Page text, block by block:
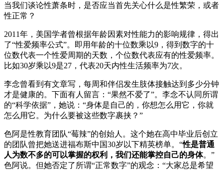
当我们谈论性萧条时，是否应当首先关心什么是性繁荣，或者
性正常？
2011年，美国学者曾根据年龄因素对性能力的影响规律，得出
了“性爱频率公式”。即用年龄的十位数乘以9，得到数字的十
位数代表一个性爱周期的天数，个位数代表应有的性爱频率。
比如30岁乘以9是27，代表20天内性生活频率为7次。
李念曾看到有文章写，每周和伴侣发生肢体接触达到多少分钟
才是健康的。下面有人留言：“果然不爱了”。李念不认同所谓
的“科学依据”，她说：“身体是自己的，你想怎么用它，你就
怎么用它。为什么要被这些数字裹挟？”
色阿是性教育团队“莓辣”的创始人。这个她在高中毕业后创立
的团队曾把她送进福布斯中国30岁以下精英榜单。“性是普通
人为数不多的可以掌握的权利， 我们还能掌控自己的身体。”
色阿说。但她否定了所谓“正常数字”的观念：“大家总是希望